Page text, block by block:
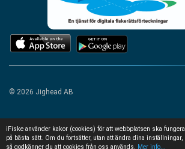
iFiske använder kakor (cookies) för att webbplatsen ska fungera
på bästa sätt. Om du fortsätter, utan att ändra dina inställningar,
så godkänner du att cookies från oss används.
Mer info...
© 2026 Jighead AB